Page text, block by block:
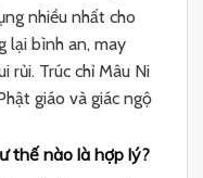
nhiều nhất cho
lại bình an, may
rủi. Trúc chỉ Mâu Ni
giáo và giác ngộ
thế nào là hợp lý?